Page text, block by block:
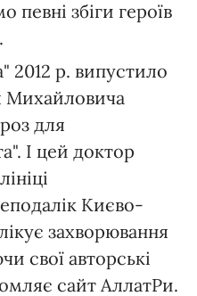
певні збіги героїв
2012 р. випустило
Михайловича
для
І цей доктор
Києво-
захворювання
свої авторські
сайт АллатРи.